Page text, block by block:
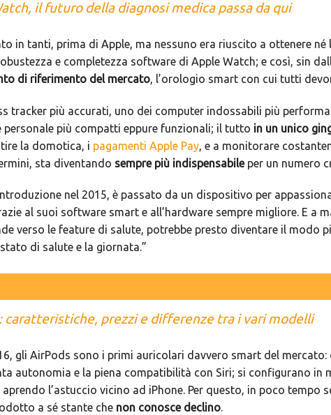
il futuro della diagnosi medica passa da qui
in tanti, prima di Apple, ma nessuno era riuscito a ottenere né
e completezza software di Apple Watch; e così, sin
di riferimento del mercato, l’orologio smart con cui tutti
tracker più accurati, uno dei computer indossabili più
personale più compatti eppure funzionali; il tutto in un unico
la domotica, i pagamenti Apple Pay , e a monitorare
sta diventando sempre più indispensabileper un numero
nel 2015, è passato da un dispositivo per
al suoi software smart e all’hardware sempre migliore. E a
verso le feature di salute, potrebbe presto diventare il modo
di salute e la giornata.”
caratteristiche, prezzi e differenze tra i vari modelli
gli AirPods sono i primi auricolari davvero smart del
autonomia e la piena compatibilità con Siri; si configurano in
aprendo l’astuccio vicino ad iPhone. Per questo, in poco tempo
a sé stante che non conosce declino.